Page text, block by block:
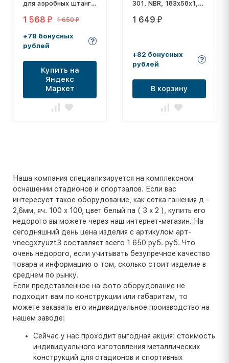
для аэробных штанг
1 568 ₽ 1 650₽
+78 бонусных
рублей
Купить на
Яндекс
Маркет
301, NBR, 183x58x1,5
1 649 ₽
+82 бонусных
рублей
В корзину
Наша компания специализируется на комплексном
оснащении стадионов и спортзалов. Если вас
интересует такое оборудование, как сетка гашения д -
2,6мм, яч. 100 x 100, цвет белый па ( 3 x 2 ), купить его
недорого вы можете через наш интернет-магазин. На
сегодняшний день цена изделия с артикулом арт-
vnecgxzyuzt3 составляет всего 1 650 руб. руб. Что
очень недорого, если учитывать безупречное качество
товара и информацию о том, сколько стоит изделие в
среднем по рынку.
Если представленное на фото оборудование не
подходит вам по конструкции или габаритам, то
можете заказать его индивидуальное производство на
нашем заводе:
Сейчас у нас проходит выгодная акция: стоимость
индивидуального изготовления металлических
конструкций для стадионов и спортивных